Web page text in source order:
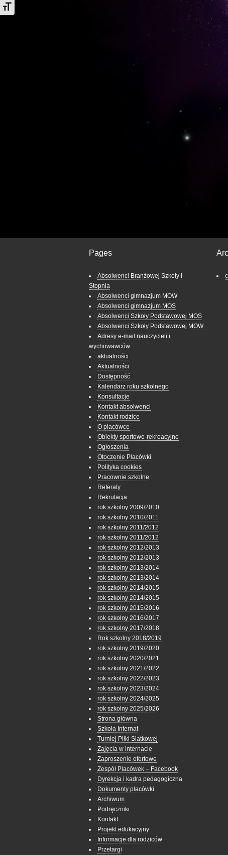
Zmień rozmiar czcionek
Pages
Absolwenci Branżowej Szkoły I
Stopnia
Absolwenci gimnazjum MOW
Absolwenci gimnazjum MOS
Absolwenci Szkoły Podstawowej MOS
Absolwenci Szkoły Podstawowej MOW
Adresy e-mail nauczycieli i
wychowawców
aktualności
Aktualności
Dostępność
Kalendarz roku szkolnego
Konsultacje
Kontakt absolwenci
Kontakt rodzice
O placówce
Obiekty sportowo-rekreacyjne
Ogłoszenia
Otoczenie Placówki
Polityka cookies
Pracownie szkolne
Referaty
Rekrutacja
rok szkolny 2009/2010
rok szkolny 2010/2011
rok szkolny 2011/2012
rok szkolny 2011/2012
rok szkolny 2012/2013
rok szkolny 2012/2013
rok szkolny 2013/2014
rok szkolny 2013/2014
rok szkolny 2014/2015
rok szkolny 2014/2015
rok szkolny 2015/2016
rok szkolny 2016/2017
rok szkolny 2017/2018
Rok szkolny 2018/2019
rok szkolny 2019/2020
rok szkolny 2020/2021
rok szkolny 2021/2022
rok szkolny 2022/2023
rok szkolny 2023/2024
rok szkolny 2024/2025
rok szkolny 2025/2026
Strona główna
Szkoła Internat
Turniej Piłki Siatkowej
Zajęcia w internacie
Zaproszenie ofertowe
Zespół Placówek – Facebook
Dyrekcja i kadra pedagogiczna
Dokumenty placówki
Archiwum
Podręczniki
Kontakt
Projekt edukacyjny
Informacje dla rodziców
Przetargi